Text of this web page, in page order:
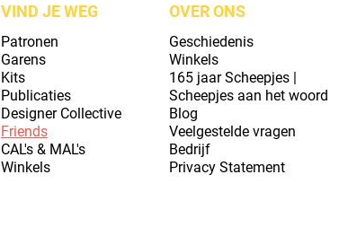
VIND JE WEG
Patronen
Garens
Kits
Publicaties
Designer Collective
Friends
CAL's & MAL's
Winkels
OVER ONS
Geschiedenis
Winkels
165 jaar Scheepjes |
Scheepjes aan het woord
Blog
Veelgestelde vragen
Bedrijf
Privacy Statement